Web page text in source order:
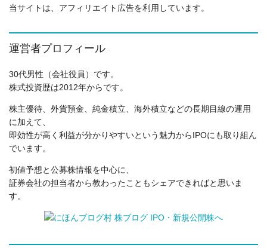
当サイトは、アフィリエイト広告を利用しています。
運営者プロフィール
30代男性（会社役員）です。
株式投資歴は2012年からです。
株主優待、外貨預金、純金積立、海外積立などの長期目線の運用
に加えて、
即効性が高く利益が分かりやすいという魅力からIPOにも取り組ん
でいます。
初値予想と公募株情報を中心に、
証券会社の担当者から教わったこともシェアできればと思いま
す。